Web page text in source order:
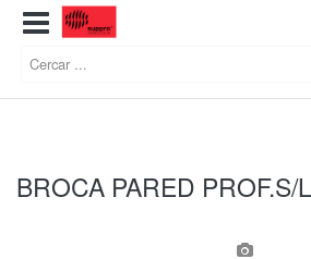
BROCA PARED PROF.S/